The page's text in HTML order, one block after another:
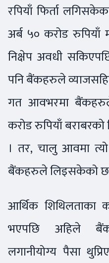
रपियाँ फिर्ता
अर्ब ५० करोड रुपियाँ
निक्षेप अवधी
पनि बैंकहरुले
गत आवभरमा
करोड रुपियाँ बराबरको
। तर, चालु आवमा त्यो
बैंकहरुले लिइसकेको
आर्थिक शिथिलताका
भएपछि अहिले
लगानीयोग्य पैसा